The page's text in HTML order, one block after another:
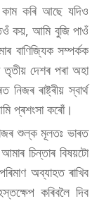
কৰি আছে যদিও
কয়, আমি বুজি পাওঁ
বাণিজ্যিক সম্পৰ্কক
তৃতীয় দেশৰ পৰা অহা
ৰাষ্ট্ৰীয় স্বাৰ্থ
প্ৰশংসা কৰোঁ।
শুল্ক মূলতঃ ভাৰত
চিন্তাৰ বিষয়টো
অব্যাহত ৰাখিব
কৰিবলৈ দিব